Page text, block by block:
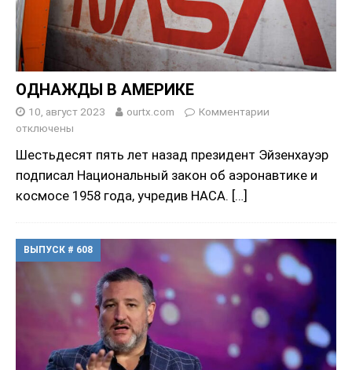
ОДНАЖДЫ В АМЕРИКЕ
10, август 2023 ourtx.com
Комментарии
отключены
Шестьдесят пять лет назад президент Эйзенхауэр
подписал Национальный закон об аэронавтике и
космосе 1958 года, учредив НАСА. […]
ВЫПУСК # 608